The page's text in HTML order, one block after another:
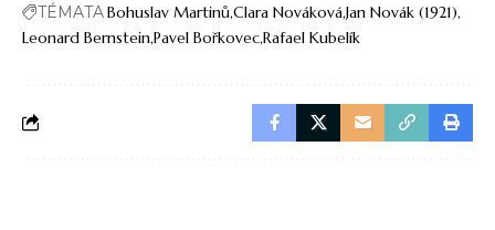
TÉMATABohuslav MartinůClara NovákováJan Novák (1921)
Leonard BernsteinPavel BořkovecRafael Kubelík